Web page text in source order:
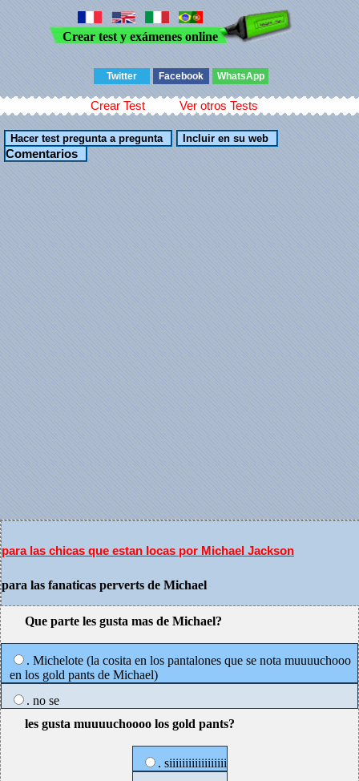
Crear test y exámenes online
Twitter Facebook WhatsApp
Crear Test Ver otros Tests
Comentarios
para las chicas que estan locas por Michael Jackson
para las fanaticas perverts de Michael
Que parte les gusta mas de Michael?
. Michelote (la cosita en los pantalones que se nota muuuuchooo
en los gold pants de Michael)
. no se
les gusta muuuuchoooo los gold pants?
. siiiiiiiiiiiiiiiiii